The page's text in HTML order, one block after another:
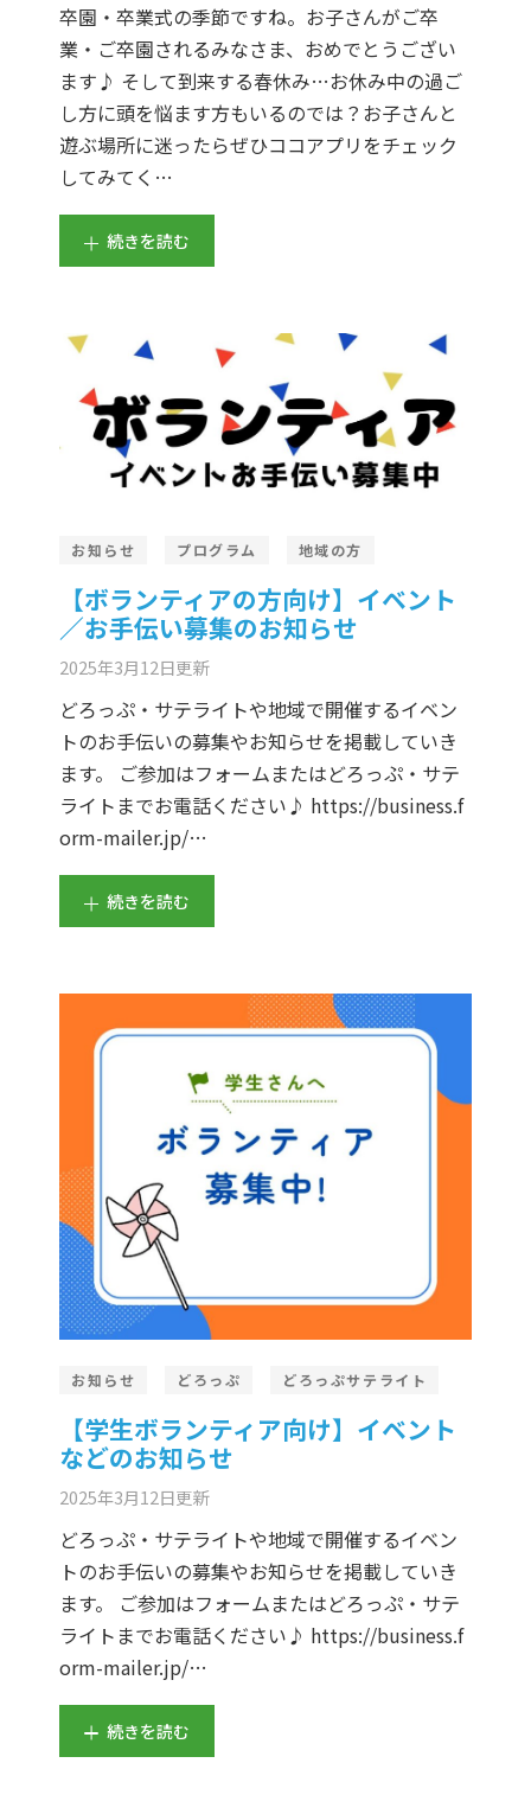
卒園・卒業式の季節ですね。お子さんがご卒
業・ご卒園されるみなさま、おめでとうござい
ます♪ そして到来する春休み…お休み中の過ご
し方に頭を悩ます方もいるのでは？お子さんと
遊ぶ場所に迷ったらぜひココアプリをチェック
してみてく…
続きを読む
お知らせ プログラム 地域の方
【ボランティアの方向け】イベント
／お手伝い募集のお知らせ
2025年3月12日更新
どろっぷ・サテライトや地域で開催するイベン
トのお手伝いの募集やお知らせを掲載していき
ます。 ご参加はフォームまたはどろっぷ・サテ
ライトまでお電話ください♪ https://business.f
orm-mailer.jp/…
続きを読む
お知らせ どろっぷ どろっぷサテライト
【学生ボランティア向け】イベント
などのお知らせ
2025年3月12日更新
どろっぷ・サテライトや地域で開催するイベン
トのお手伝いの募集やお知らせを掲載していき
ます。 ご参加はフォームまたはどろっぷ・サテ
ライトまでお電話ください♪ https://business.f
orm-mailer.jp/…
続きを読む